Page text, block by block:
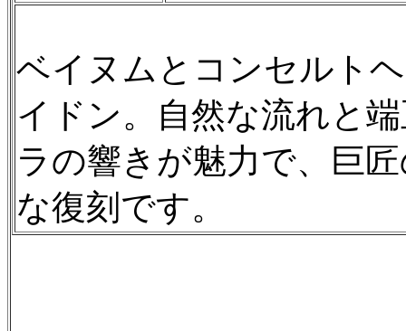
ベイヌムとコンセルト
イドン。自然な流れと
ラの響きが魅力で、巨
な復刻です。